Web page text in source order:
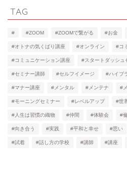
TAG
# #ZOOM #ZOOMで繋がる #お金
#オトナの気くばり講座 #オンライン #コ
#コミュニケーション講座 #スタートダッシュ
#セミナー講師 #セルフイメージ #ハイブ
#マナー講座 #メンタル #メンテナ #
#モーニングセミナー #レベルアップ #世
#人生は習慣の織物 #仲間 #体験会 #
#向き合う #実践 #平和と幸せ #思い
#試着 #話し方の学校 #講師 #講座